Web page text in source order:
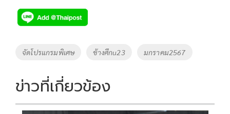
e
b
o
k
tt
er
p
y
k
Tags
จัดโปรแกรมพิเศษ ช้างศึกu23 มกราคม2567
ข่าวที่เกี่ยวข้อง